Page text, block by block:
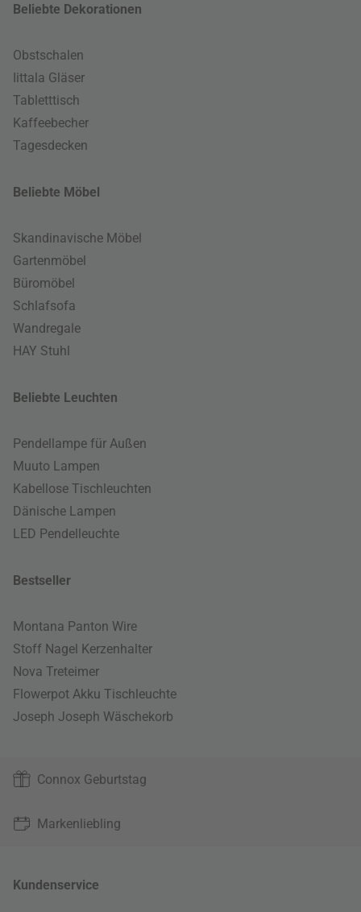
Beliebte Dekorationen
Obstschalen
Iittala Gläser
Tabletttisch
Kaffeebecher
Tagesdecken
Beliebte Möbel
Skandinavische Möbel
Gartenmöbel
Büromöbel
Schlafsofa
Wandregale
HAY Stuhl
Beliebte Leuchten
Pendellampe für Außen
Muuto Lampen
Kabellose Tischleuchten
Dänische Lampen
LED Pendelleuchte
Bestseller
Montana Panton Wire
Stoff Nagel Kerzenhalter
Nova Treteimer
Flowerpot Akku Tischleuchte
Joseph Joseph Wäschekorb
Connox Geburtstag
Markenliebling
Kundenservice